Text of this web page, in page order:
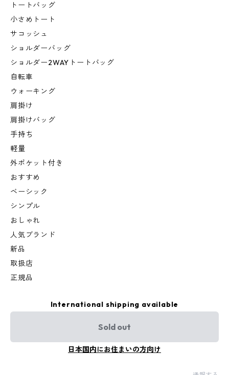
トートバッグ
小さめトート
サコッシュ
ショルダーバッグ
ショルダー2WAYトートバッグ
自転車
ウォーキング
肩掛け
肩掛けバッグ
手持ち
軽量
外ポケット付き
おすすめ
ベーシック
シンプル
おしゃれ
人気ブランド
新品
取扱店
正規品
International shipping available
Sold out
日本国内にお住まいの方向け